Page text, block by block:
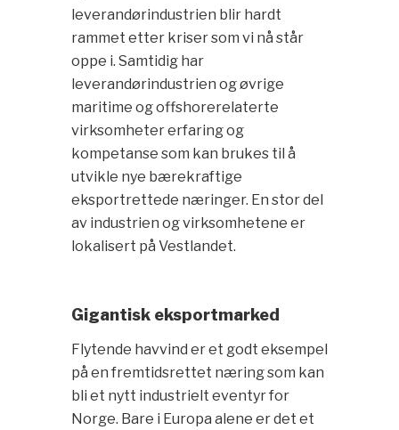
leverandørindustrien blir hardt
rammet etter kriser som vi nå står
oppe i. Samtidig har
leverandørindustrien og øvrige
maritime og offshorerelaterte
virksomheter erfaring og
kompetanse som kan brukes til å
utvikle nye bærekraftige
eksportrettede næringer. En stor del
av industrien og virksomhetene er
lokalisert på Vestlandet.
Gigantisk eksportmarked
Flytende havvind er et godt eksempel
på en fremtidsrettet næring som kan
bli et nytt industrielt eventyr for
Norge. Bare i Europa alene er det et